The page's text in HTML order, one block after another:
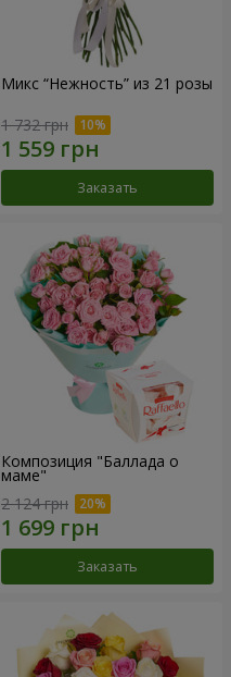
Микс “Нежность” из 21 розы
1 732 грн
Заказать
Композиция "Баллада о
маме"
2 124 грн
Заказать